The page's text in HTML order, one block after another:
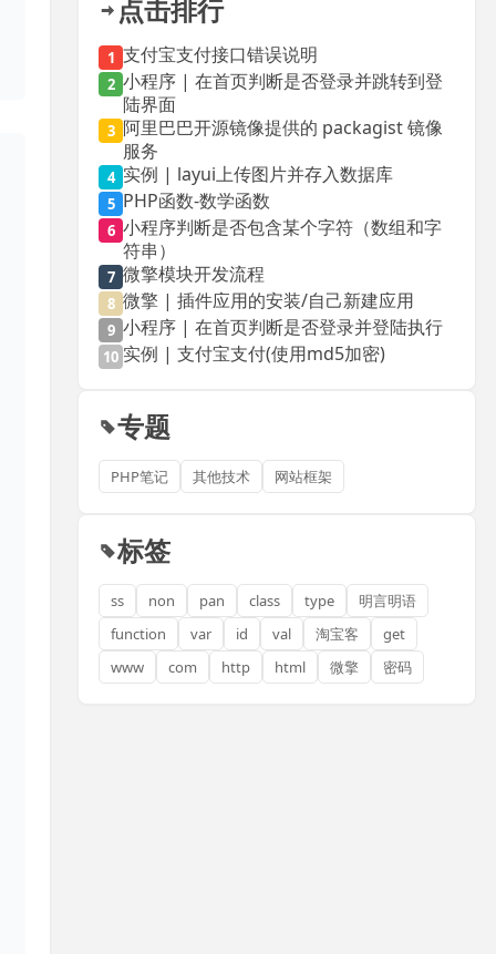
点击排行
1 支付宝支付接口错误说明
2 小程序 | 在首页判断是否登录并跳转到登
陆界面
3 阿里巴巴开源镜像提供的 packagist 镜像
服务
4 实例 | layui上传图片并存入数据库
5 PHP函数-数学函数
6 小程序判断是否包含某个字符（数组和字
符串）
7 微擎模块开发流程
8 微擎 | 插件应用的安装/自己新建应用
9 小程序 | 在首页判断是否登录并登陆执行
10 实例 | 支付宝支付(使用md5加密)
专题
PHP笔记 其他技术 网站框架
标签
ss non pan class type
明言明语
function
var id val 淘宝客
get
www
com http html 微擎 密码